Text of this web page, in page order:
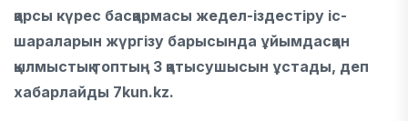
қарсы күрес басқармасы жедел-іздестіру іс-
шараларын жүргізу барысында ұйымдасқан
қылмыстық топтың 3 қатысушысын ұстады, деп
хабарлайды 7kun.kz.